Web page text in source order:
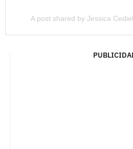
A post shared by Jessica